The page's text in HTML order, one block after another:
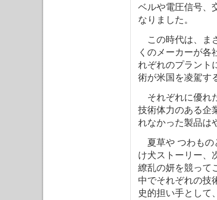
ベルや電圧信号、
なりました。
この時代は、ま
くのメーカーが各
れぞれのプラント
術が米国を凌駕す
それぞれに優れ
技術体力のある企
れなかった製品は
夏草や つわもの
け犬ストーリー、
繚乱の妍を競って
中でそれぞれの技
史的担い手として